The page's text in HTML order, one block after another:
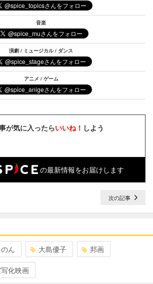
音楽
演劇 / ミュージカル / ダンス
アニメ / ゲーム
が気に入ったらいいね！ しよう
の最新情報をお届けします
次の記事
のん 大島優子 邦画
化映画